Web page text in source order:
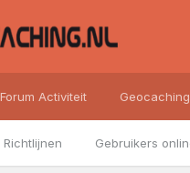
Richtlijnen Gebruikers
Forum Activiteit